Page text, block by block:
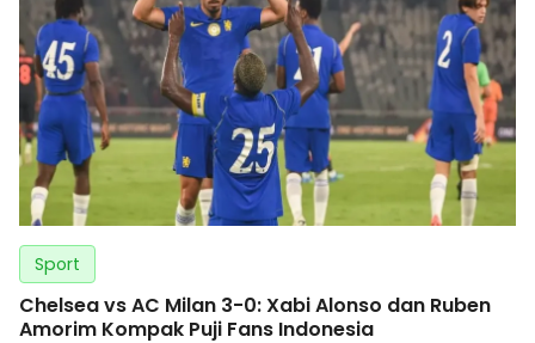
Sport
Chelsea vs AC Milan 3-0: Xabi Alonso dan Ruben
Amorim Kompak Puji Fans Indonesia